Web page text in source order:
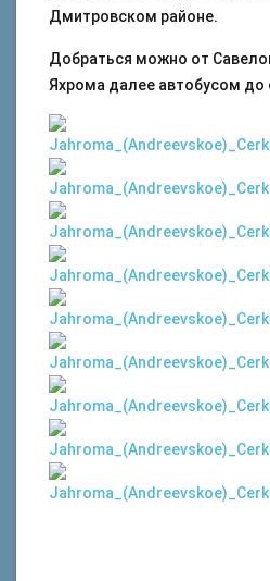
Дмитровском районе.
Добраться можно от
Яхрома далее автобусом до